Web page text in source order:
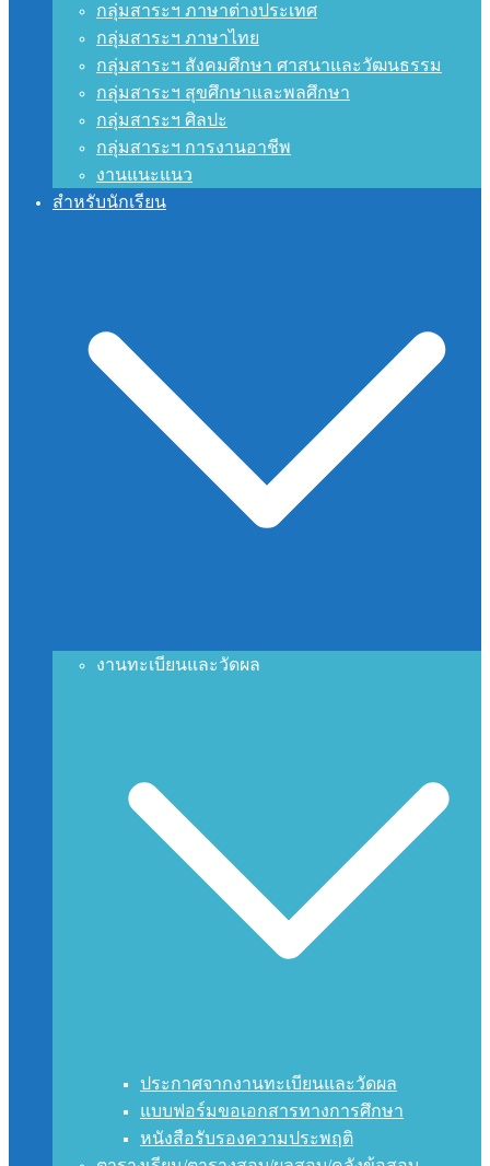
กลุ่มสาระฯ ภาษาต่างประเทศ
กลุ่มสาระฯ ภาษาไทย
กลุ่มสาระฯ สังคมศึกษา ศาสนาและวัฒนธรรม
กลุ่มสาระฯ สุขศึกษาและพลศึกษา
กลุ่มสาระฯ ศิลปะ
กลุ่มสาระฯ การงานอาชีพ
งานแนะแนว
สำหรับนักเรียน
งานทะเบียนและวัดผล
ประกาศจากงานทะเบียนและวัดผล
แบบฟอร์มขอเอกสารทางการศึกษา
หนังสือรับรองความประพฤติ